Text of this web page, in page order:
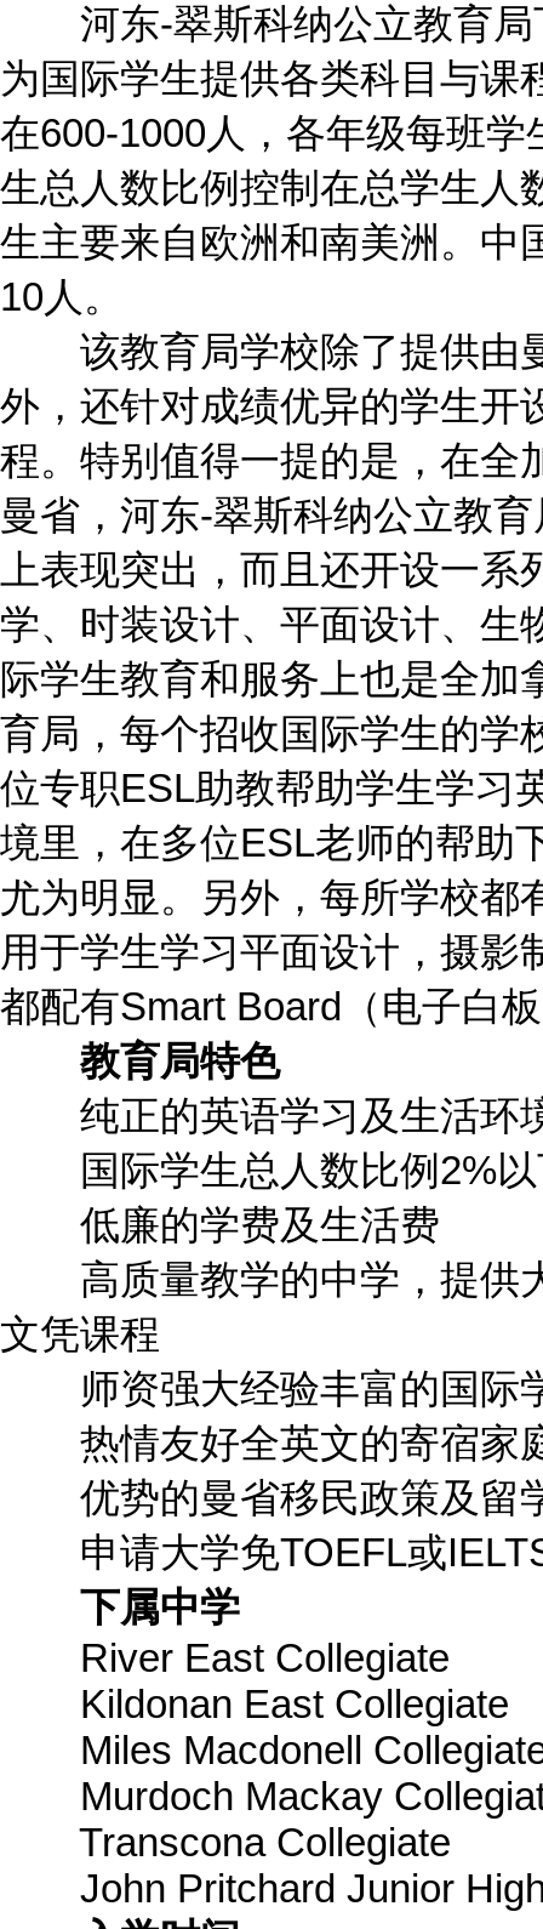
河东-翠斯科纳公立教育局
为国际学生提供各类科目与课
在600-1000人，各年级每班
生总人数比例控制在总学生人
生主要来自欧洲和南美洲。中
10人。
该教育局学校除了提供由
外，还针对成绩优异的学生开
程。特别值得一提的是，在全
曼省，河东-翠斯科纳公立教
上表现突出，而且还开设一
学、时装设计、平面设计、生
际学生教育和服务上也是全加
育局，每个招收国际学生的学
位专职ESL助教帮助学生学习
境里，在多位ESL老师的帮助
尤为明显。另外，每所学校都
用于学生学习平面设计，摄影
都配有Smart Board（电子白
教育局特色
纯正的英语学习及生活环
国际学生总人数比例2%以
低廉的学费及生活费
高质量教学的中学，提供
文凭课程
师资强大经验丰富的国际
热情友好全英文的寄宿家
优势的曼省移民政策及留
申请大学免TOEFL或
下属中学
River East Collegiate
Kildonan East Collegiate
Miles Macdonell
Murdoch Mackay
Transcona Collegiate
John Pritchard Junior